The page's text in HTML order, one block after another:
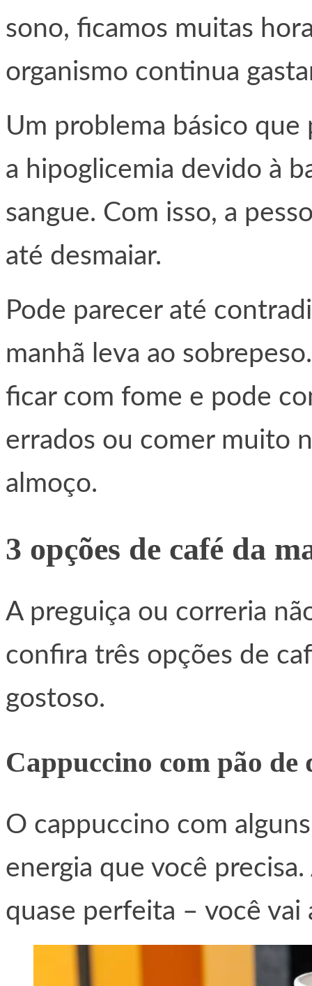
sono, ficamos muitas
organismo continua
Um problema básico que
a hipoglicemia devido à
sangue. Com isso, a
até desmaiar.
Pode parecer até
manhã leva ao
ficar com fome e pode
errados ou comer muito
almoço.
3 opções de café da
A preguiça ou correria
confira três opções de
gostoso.
Cappuccino com pão de
O cappuccino com
energia que você
quase perfeita – você vai